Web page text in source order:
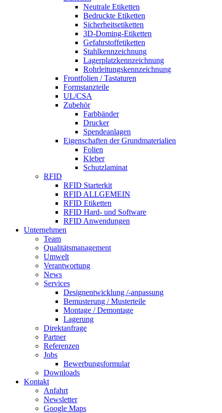
Neutrale Etiketten
Bedruckte Etiketten
Sicherheitsetiketten
3D-Doming-Etiketten
Gefahrstoffetiketten
Stahlkennzeichnung
Lagerplatzkennzeichnung
Rohrleitungskennzeichnung
Frontfolien / Tastaturen
Formstanzteile
UL/CSA
Zubehör
Farbbänder
Drucker
Spendeanlagen
Eigenschaften der Grundmaterialien
Folien
Kleber
Schutzlaminat
RFID
RFID Starterkit
RFID ALLGEMEIN
RFID Etiketten
RFID Hard- und Software
RFID Anwendungen
Unternehmen
Team
Qualitätsmanagement
Umwelt
Verantwortung
News
Services
Designentwicklung /-anpassung
Bemusterung / Musterteile
Montage / Demontage
Lagerung
Direktanfrage
Partner
Referenzen
Jobs
Bewerbungsformular
Downloads
Kontakt
Anfahrt
Newsletter
Google Maps